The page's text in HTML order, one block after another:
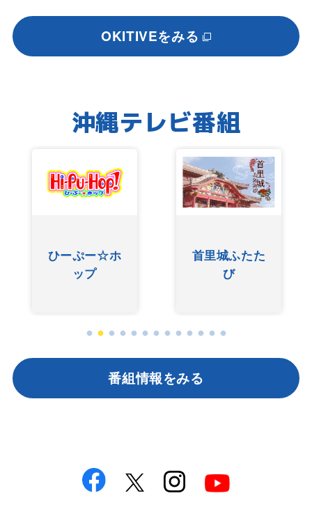
OKITIVEをみる
沖縄テレビ番組
ひーぷー☆ホ
ップ
首里城ふたた
び
番組情報をみる